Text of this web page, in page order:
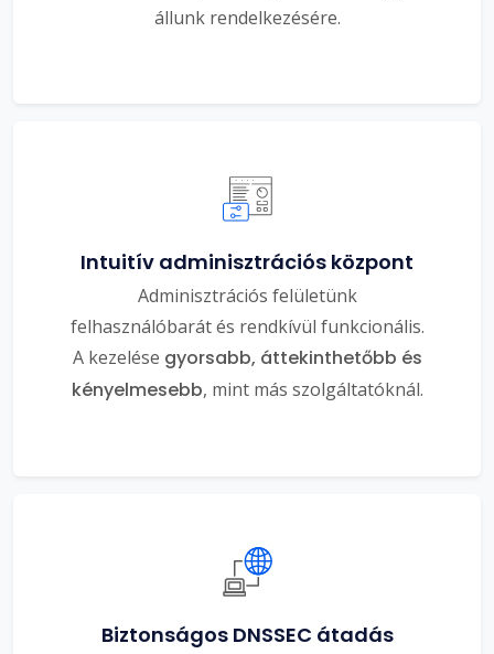
állunk rendelkezésére.
Intuitív adminisztrációs központ
Adminisztrációs felületünk
felhasználóbarát és rendkívül funkcionális.
A kezelése gyorsabb, áttekinthetőbb és
kényelmesebb, mint más szolgáltatóknál.
Biztonságos DNSSEC átadás